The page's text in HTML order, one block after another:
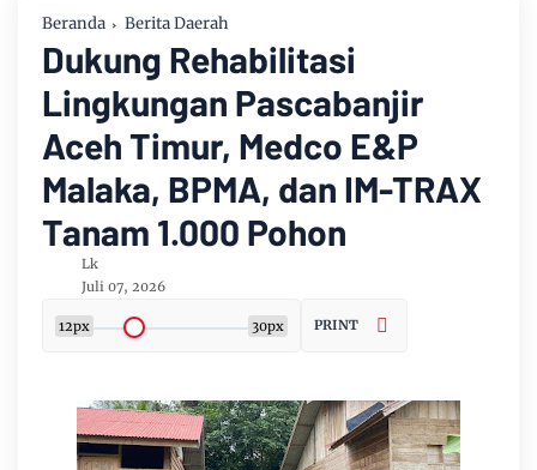
Beranda Berita Daerah
Dukung Rehabilitasi
Lingkungan Pascabanjir
Aceh Timur, Medco E&P
Malaka, BPMA, dan IM-TRAX
Tanam 1.000 Pohon
Lk
Juli 07, 2026
12px 30px PRINT